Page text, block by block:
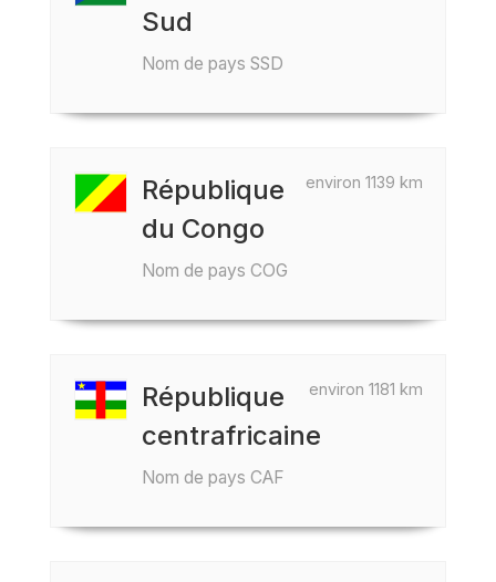
Sud
Nom de pays SSD
environ 1139 km
République
du Congo
Nom de pays COG
environ 1181 km
République
centrafricaine
Nom de pays CAF